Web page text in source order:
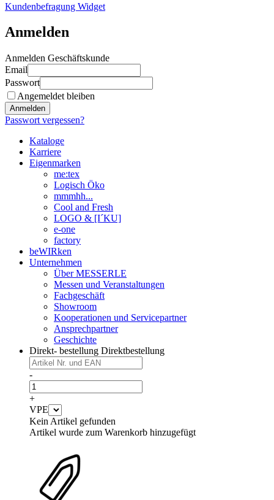
Kundenbefragung Widget
Anmelden
Anmelden Geschäftskunde
Email
Passwort
Angemeldet bleiben
Anmelden
Passwort vergessen?
Kataloge
Karriere
Eigenmarken
me:tex
Logisch Öko
mmmhh...
Cool and Fresh
LOGO & [I´KU]
e-one
factory
beWIRken
Unternehmen
Über MESSERLE
Messen und Veranstaltungen
Fachgeschäft
Showroom
Kooperationen und Servicepartner
Ansprechpartner
Geschichte
Direkt- bestellung Direktbestellung
-
+
VPE
Kein Artikel gefunden
Artikel wurde zum Warenkorb hinzugefügt